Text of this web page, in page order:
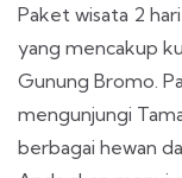
Paket wisata 2
yang mencakup
Gunung Bromo.
mengunjungi
berbagai hewan